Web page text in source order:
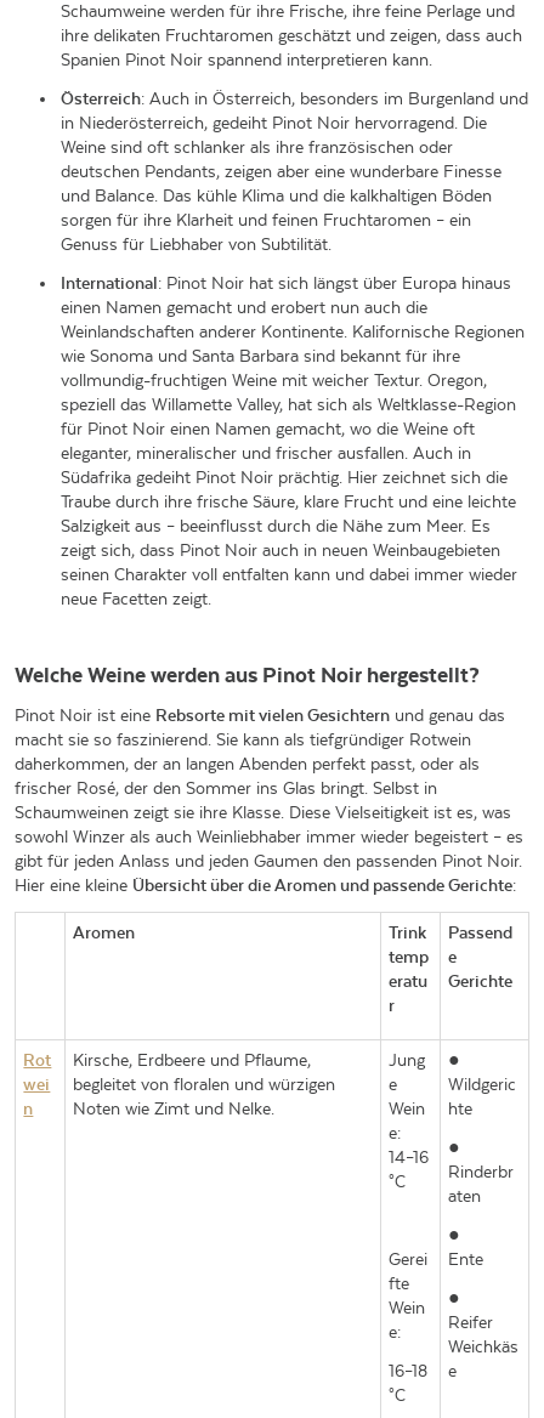
Schaumweine werden für ihre Frische, ihre feine Perlage und
ihre delikaten Fruchtaromen geschätzt und zeigen, dass auch
Spanien Pinot Noir spannend interpretieren kann.
Österreich: Auch in Österreich, besonders im Burgenland und
in Niederösterreich, gedeiht Pinot Noir hervorragend. Die
Weine sind oft schlanker als ihre französischen oder
deutschen Pendants, zeigen aber eine wunderbare Finesse
und Balance. Das kühle Klima und die kalkhaltigen Böden
sorgen für ihre Klarheit und feinen Fruchtaromen – ein
Genuss für Liebhaber von Subtilität.
International: Pinot Noir hat sich längst über Europa hinaus
einen Namen gemacht und erobert nun auch die
Weinlandschaften anderer Kontinente. Kalifornische Regionen
wie Sonoma und Santa Barbara sind bekannt für ihre
vollmundig-fruchtigen Weine mit weicher Textur. Oregon,
speziell das Willamette Valley, hat sich als Weltklasse-Region
für Pinot Noir einen Namen gemacht, wo die Weine oft
eleganter, mineralischer und frischer ausfallen. Auch in
Südafrika gedeiht Pinot Noir prächtig. Hier zeichnet sich die
Traube durch ihre frische Säure, klare Frucht und eine leichte
Salzigkeit aus – beeinflusst durch die Nähe zum Meer. Es
zeigt sich, dass Pinot Noir auch in neuen Weinbaugebieten
seinen Charakter voll entfalten kann und dabei immer wieder
neue Facetten zeigt.
Welche Weine werden aus Pinot Noir hergestellt?
Pinot Noir ist eine Rebsorte mit vielen Gesichtern und genau das
macht sie so faszinierend. Sie kann als tiefgründiger Rotwein
daherkommen, der an langen Abenden perfekt passt, oder als
frischer Rosé, der den Sommer ins Glas bringt. Selbst in
Schaumweinen zeigt sie ihre Klasse. Diese Vielseitigkeit ist es, was
sowohl Winzer als auch Weinliebhaber immer wieder begeistert – es
gibt für jeden Anlass und jeden Gaumen den passenden Pinot Noir.
Hier eine kleine Übersicht über die Aromen und passende Gerichte:
Aromen
Trink
temp
eratu
r
Passend
e
Gerichte
Rot
wei
n
Kirsche, Erdbeere und Pflaume,
begleitet von floralen und würzigen
Noten wie Zimt und Nelke.
Jung
e
Wein
e:
14–16
°C
Gerei
fte
Wein
e:
16–18
°C
●
Wildgeric
hte
●
Rinderbr
aten
●
Ente
●
Reifer
Weichkäs
e